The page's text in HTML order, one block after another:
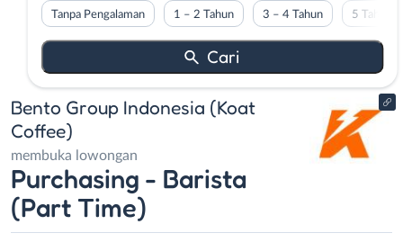
Tanpa Pengalaman 1 – 2 Tahun 3 – 4 Tahun 5 Tahun
Bento Group Indonesia (Koat
Coffee)
membuka lowongan
Purchasing - Barista
(Part Time)